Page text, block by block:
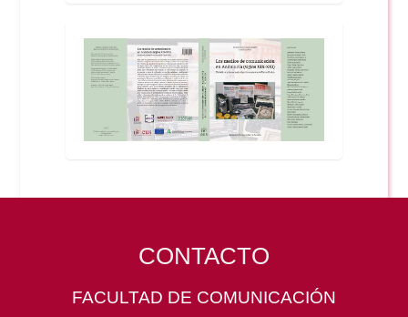
CONTACTO
FACULTAD DE COMUNICACIÓN